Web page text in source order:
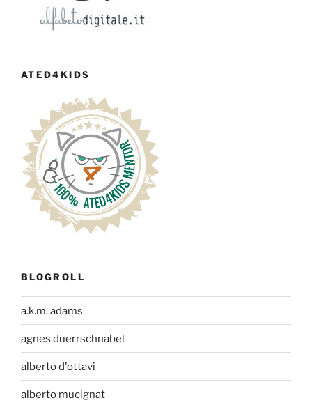
ATED4KIDS
BLOGROLL
a.k.m. adams
agnes duerrschnabel
alberto d'ottavi
alberto mucignat